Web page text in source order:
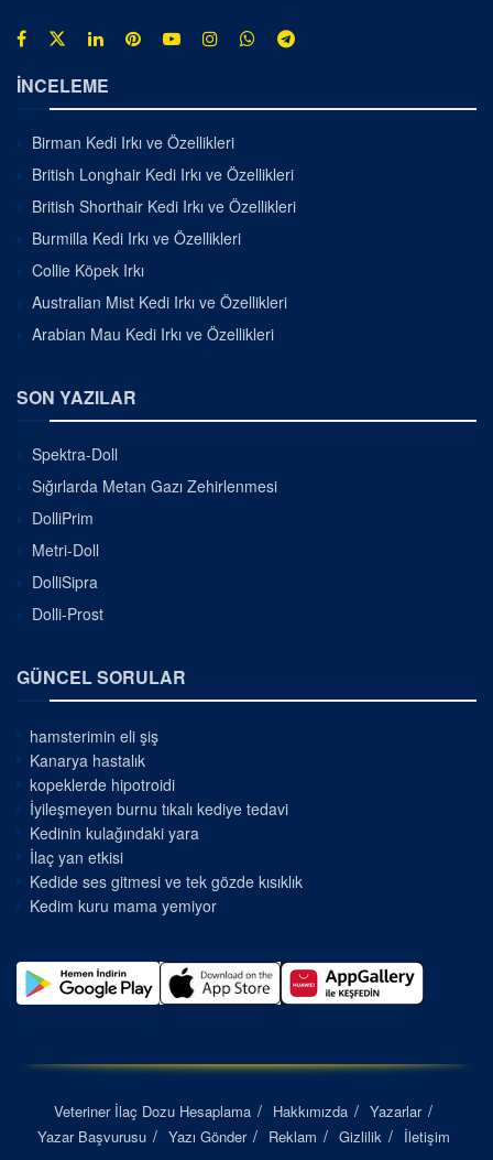
İNCELEME
Birman Kedi Irkı ve Özellikleri
British Longhair Kedi Irkı ve Özellikleri
British Shorthair Kedi Irkı ve Özellikleri
Burmilla Kedi Irkı ve Özellikleri
Collie Köpek Irkı
Australian Mist Kedi Irkı ve Özellikleri
Arabian Mau Kedi Irkı ve Özellikleri
SON YAZILAR
Spektra-Doll
Sığırlarda Metan Gazı Zehirlenmesi
DolliPrim
Metri-Doll
DolliSipra
Dolli-Prost
GÜNCEL SORULAR
hamsterimin eli şiş
Kanarya hastalık
kopeklerde hipotroidi
İyileşmeyen burnu tıkalı kediye tedavi
Kedinin kulağındaki yara
İlaç yan etkisi
Kedide ses gitmesi ve tek gözde kısıklık
Kedim kuru mama yemiyor
Veteriner İlaç Dozu Hesaplama Hakkımızda
Yazarlar
Yazar Başvurusu
Yazı Gönder Reklam Gizlilik İletişim